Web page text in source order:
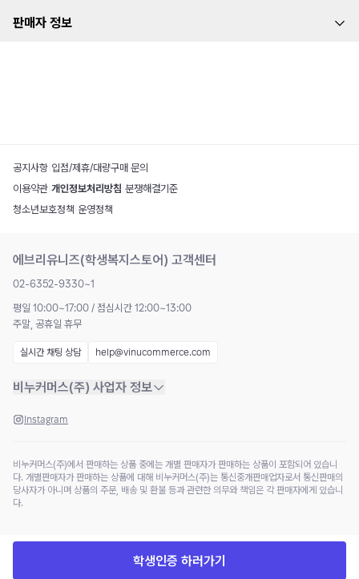
판매자 정보
학생인증 하러가기
공지사항 입점/제휴/대량구매 문의
이용약관 개인정보처리방침 분쟁해결기준
청소년보호정책 운영정책
에브리유니즈(학생복지스토어) 고객센터
02-6352-9330~1
평일 10:00~17:00 / 점심시간 12:00~13:00
주말, 공휴일 휴무
실시간 채팅 상담 help@vinucommerce.com
비누커머스(주) 사업자 정보
Instagram
비누커머스(주)에서 판매하는 상품 중에는 개별 판매자가 판매하는 상품이 포함되어 있습니
다. 개별판매자가 판매하는 상품에 대해 비누커머스(주)는 통신중개판매업자로서 통신판매의
당사자가 아니며 상품의 주문, 배송 및 환불 등과 관련한 의무와 책임은 각 판매자에게 있습니
다.